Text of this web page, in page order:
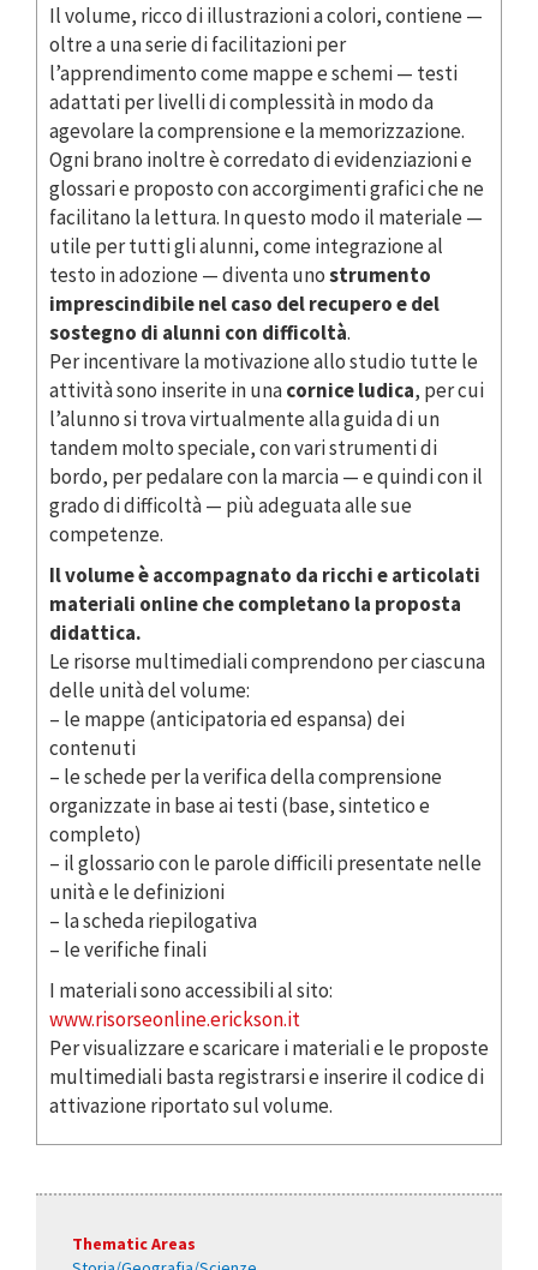
Il volume, ricco di illustrazioni a colori, contiene —
oltre a una serie di facilitazioni per
l’apprendimento come mappe e schemi — testi
adattati per livelli di complessità in modo da
agevolare la comprensione e la memorizzazione.
Ogni brano inoltre è corredato di evidenziazioni e
glossari e proposto con accorgimenti grafici che ne
facilitano la lettura. In questo modo il materiale —
utile per tutti gli alunni, come integrazione al
testo in adozione — diventa unostrumento
imprescindibile nel caso del recupero e del
sostegno di alunni con difficoltà.
Per incentivare la motivazione allo studio tutte le
attività sono inserite in unacornice ludica, per cui
l’alunno si trova virtualmente alla guida di un
tandem molto speciale, con vari strumenti di
bordo, per pedalare con la marcia — e quindi con il
grado di difficoltà — più adeguata alle sue
competenze.
Il volume è accompagnato da ricchi e articolati
materiali online che completano la proposta
didattica.
Le risorse multimediali comprendono per ciascuna
delle unità del volume:
– le mappe (anticipatoria ed espansa) dei
contenuti
– le schede per la verifica della comprensione
organizzate in base ai testi (base, sintetico e
completo)
– il glossario con le parole difficili presentate nelle
unità e le definizioni
– la scheda riepilogativa
– le verifiche finali
I materiali sono accessibili al sito:
www.risorseonline.erickson.it
Per visualizzare e scaricare i materiali e le proposte
multimediali basta registrarsi e inserire il codice di
attivazione riportato sul volume.
Thematic Areas